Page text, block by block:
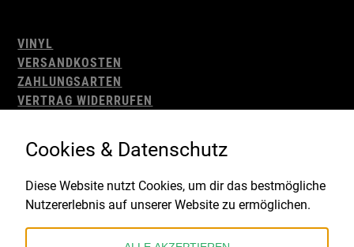
VINYL
VERSANDKOSTEN
ZAHLUNGSARTEN
VERTRAG WIDERRUFEN
WIDERRUFSBELEHRUNG
IMPRESSUM
Gefördert durch:
Cookies & Datenschutz
Diese Website nutzt Cookies, um dir das bestmögliche
Nutzererlebnis auf unserer Website zu ermöglichen.